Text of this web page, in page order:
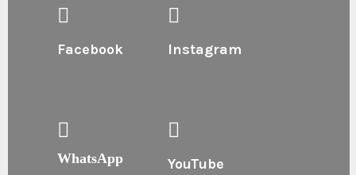
Facebook Instagram
WhatsApp YouTube